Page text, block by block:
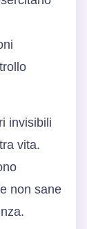
invisibili
vita.
non sane